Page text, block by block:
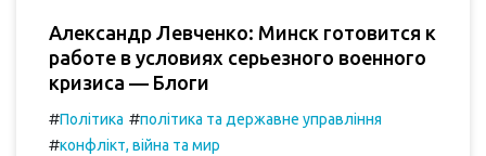
Александр Левченко: Минск готовится к
работе в условиях серьезного военного
кризиса — Блоги
#Політика #політика та державне управління
#конфлікт, війна та мир